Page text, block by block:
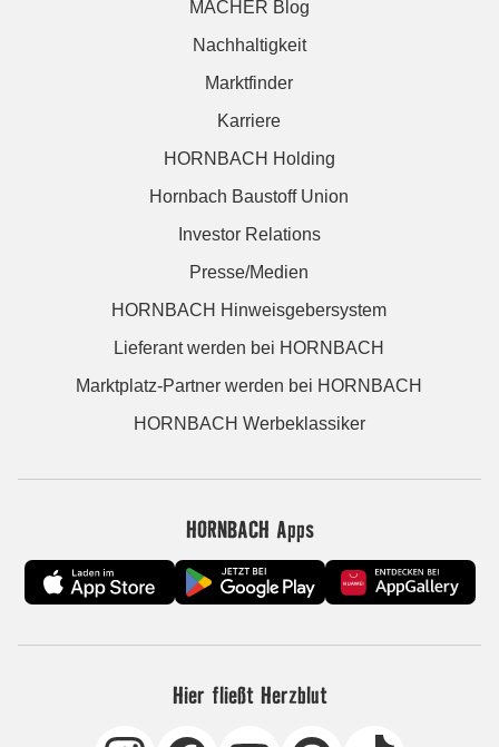
MACHER Blog
Nachhaltigkeit
Marktfinder
Karriere
HORNBACH Holding
Hornbach Baustoff Union
Investor Relations
Presse/Medien
HORNBACH Hinweisgebersystem
Lieferant werden bei HORNBACH
Marktplatz-Partner werden bei HORNBACH
HORNBACH Werbeklassiker
HORNBACH Apps
Hier fließt Herzblut